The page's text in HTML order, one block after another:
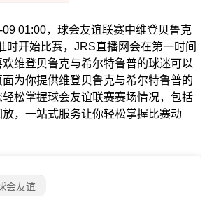
01:00，球会友谊联赛中维登贝鲁克
时开始比赛，JRS直播网会在第一时间
维登贝鲁克与希尔特鲁普的球迷可以
为你提供维登贝鲁克与希尔特鲁普的
松掌握球会友谊联赛赛场情况，包括
，一站式服务让你轻松掌握比赛动
会友谊